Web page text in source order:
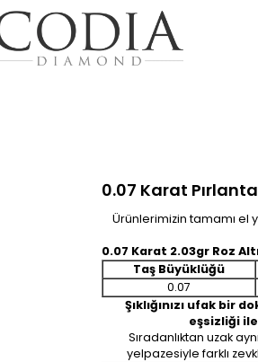
0.07 Karat
Ürünlerimizin tamamı el
0.07 Karat 2.03gr Roz
Taş Büyüklüğü
0.07
Şıklığınızı ufak bir
eşsizliği ile
Sıradanlıktan uzak
yelpazesiyle farklı